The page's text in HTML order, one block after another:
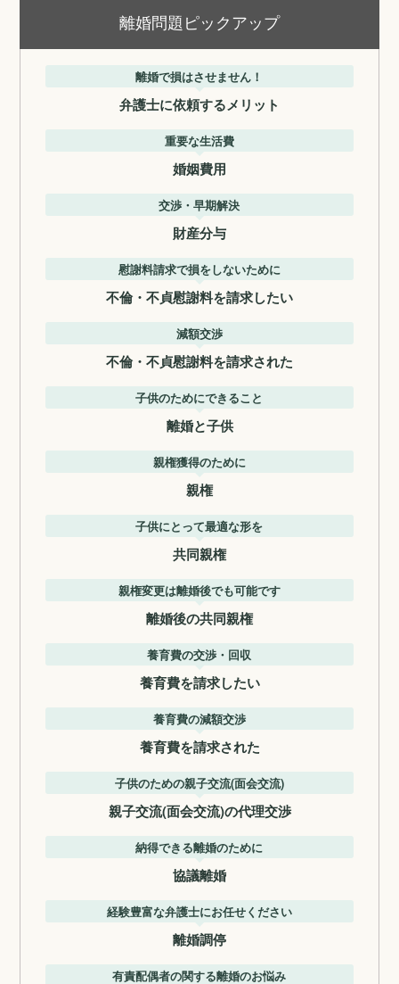
離婚問題ピックアップ
離婚で損はさせません！
弁護士に依頼するメリット
重要な生活費
婚姻費用
交渉・早期解決
財産分与
慰謝料請求で損をしないために
不倫・不貞慰謝料を請求したい
減額交渉
不倫・不貞慰謝料を請求された
子供のためにできること
離婚と子供
親権獲得のために
親権
子供にとって最適な形を
共同親権
親権変更は離婚後でも可能です
離婚後の共同親権
養育費の交渉・回収
養育費を請求したい
養育費の減額交渉
養育費を請求された
子供のための親子交流(面会交流)
親子交流(面会交流)の代理交渉
納得できる離婚のために
協議離婚
経験豊富な弁護士にお任せください
離婚調停
有責配偶者の関する離婚のお悩み